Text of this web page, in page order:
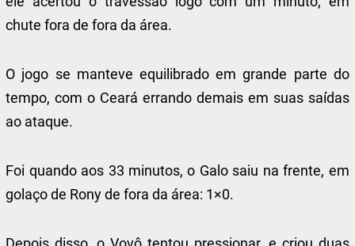
chute fora de fora da área.
O jogo se manteve equilibrado em grande parte do
tempo, com o Ceará errando demais em suas saídas
ao ataque.
Foi quando aos 33 minutos, o Galo saiu na frente, em
golaço de Rony de fora da área: 1×0.